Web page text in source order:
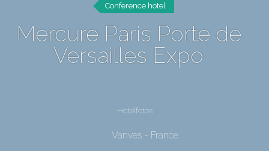
Conference hotel
Mercure Paris Porte de
Versailles Expo
Hotelfotos
Vanves - France